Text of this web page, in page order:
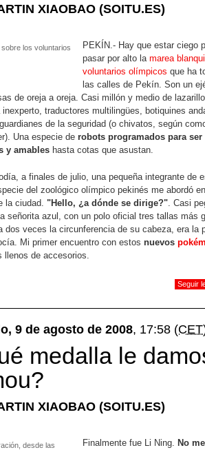
XIAOBAO (SOITU.ES)
sobre los voluntarios
PEKÍN.- Hay que estar ciego
pasar por alto la marea
voluntarios olímpicos que ha
las calles de Pekín. Son un
de oreja a oreja. Casi millón y medio de
traductores multilingües, botiquines
de la seguridad (o chivatos, según
Una especie de robots programados para ser
y amables hasta cotas que asustan.
a finales de julio, una pequeña integrante de
del zoológico olímpico pekinés me abordó
la ciudad. "Hello, ¿a dónde se dirige?". Casi
señorita azul, con un polo oficial tres tallas más
dos veces la circunferencia de su cabeza, era la
Mi primer encuentro con estos nuevos
llenos de accesorios.
Seguir
9 de agosto de 2008, 17:58
medalla le
XIAOBAO (SOITU.ES)
desde las
Finalmente fue Li Ning. No